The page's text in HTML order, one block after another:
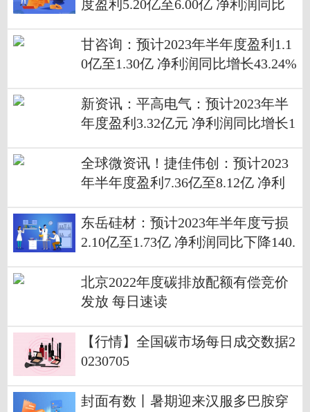
度盈利5.20亿至6.00亿 净利润同比
甘咨询：预计2023年半年度盈利1.1
0亿至1.30亿 净利润同比增长43.24%
新资讯：平高电气：预计2023年半
年度盈利3.32亿元 净利润同比增长1
全球微资讯！捷佳伟创：预计2023
年半年度盈利7.36亿至8.12亿 净利
东岳硅材：预计2023年半年度亏损
2.10亿至1.73亿 净利润同比下降140.
北京2022年度碳排放配额有偿竞价
发放 每日速读
【行情】全国碳市场每日成交数据2
0230705
封面有数丨暑期迎来汉服多巴胺穿